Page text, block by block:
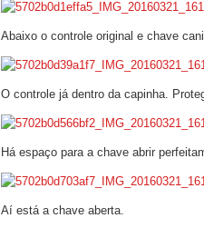
Abaixo o controle original e chave
O controle já dentro da capinha.
Há espaço para a chave abrir
Aí está a chave aberta.